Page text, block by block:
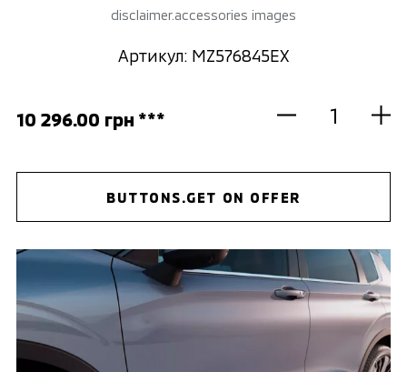
disclaimer.accessories images
Артикул: MZ576845EX
10 296.00 грн ***
BUTTONS.GET ON OFFER